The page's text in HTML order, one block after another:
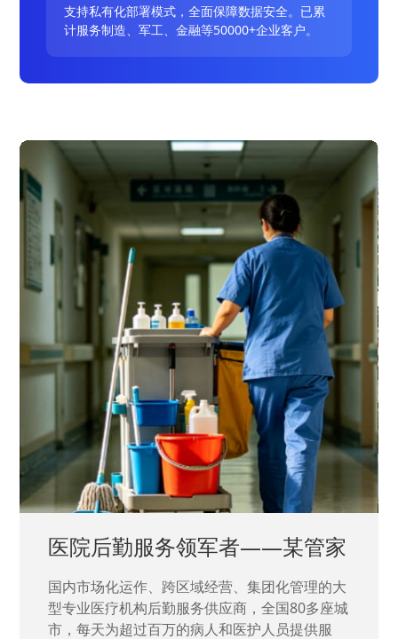
支持私有化部署模式，全面保障数据安全。已累
计服务制造、军工、金融等50000+企业客户。
中国兵器工业集团——银光化学
国家“一五”期间156个重点项目之一。属于国家
高新技术企业，在信息化升级建设中，存在大
量“小、散、碎”的信息化需求，需要投入大量人